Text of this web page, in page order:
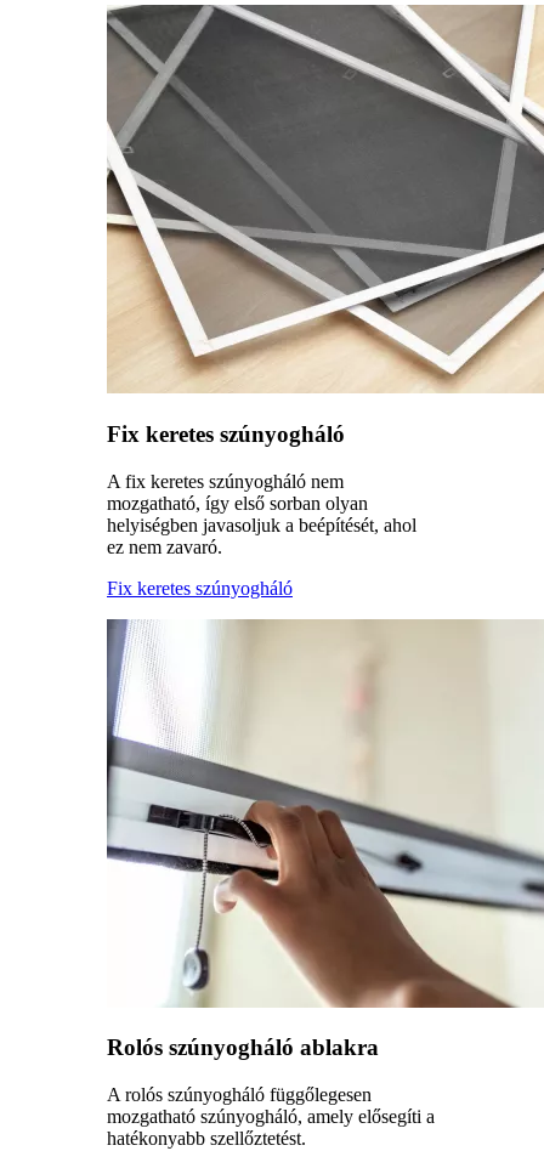
Fix keretes szúnyogháló
A fix keretes szúnyogháló nem
mozgatható, így első sorban olyan
helyiségben javasoljuk a beépítését, ahol
ez nem zavaró.
Fix keretes szúnyogháló
Rolós szúnyogháló ablakra
A rolós szúnyogháló függőlegesen
mozgatható szúnyogháló, amely elősegíti a
hatékonyabb szellőztetést.